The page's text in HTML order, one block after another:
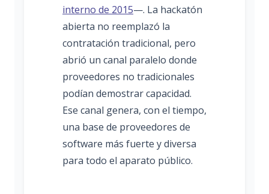
interno de 2015—. La hackatón
abierta no reemplazó la
contratación tradicional, pero
abrió un canal paralelo donde
proveedores no tradicionales
podían demostrar capacidad.
Ese canal genera, con el tiempo,
una base de proveedores de
software más fuerte y diversa
para todo el aparato público.